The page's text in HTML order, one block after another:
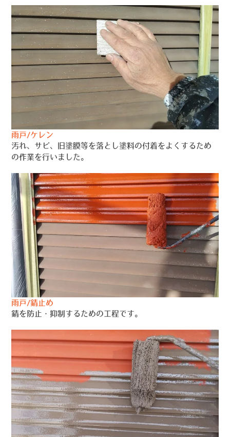
雨戸/ケレン
汚れ、サビ、旧塗膜等を落とし塗料の付着をよくするため
の作業を行いました。
雨戸/錆止め
錆を防止・抑制するための工程です。